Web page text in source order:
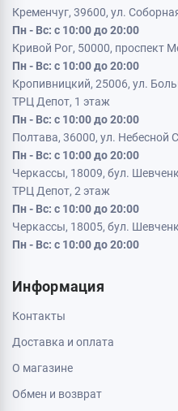
Кременчуг, 39600, ул.
Пн - Вс: с 10:00 до 20:00
Кривой Рог, 50000, проспект
Пн - Вс: с 10:00 до 20:00
Кропивницкий, 25006, ул.
ТРЦ Депот, 1 этаж
Пн - Вс: с 10:00 до 20:00
Полтава, 36000, ул. Небесной
Пн - Вс: с 10:00 до 20:00
Черкассы, 18009, бул.
ТРЦ Депот, 2 этаж
Пн - Вс: с 10:00 до 20:00
Черкассы, 18005, бул.
Пн - Вс: с 10:00 до 20:00
Информация
Контакты
Доставка и оплата
О магазине
Обмен и возврат